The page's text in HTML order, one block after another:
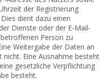
der Registrierung
dient dazu einen
Dienste oder der E-Mail-
Person zu
Weitergabe der Daten an
Eine Ausnahme besteht
gesetzliche Verpflichtung
besteht.